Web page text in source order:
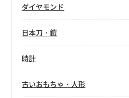
ダイヤモンド
日本刀・鎧
時計
古いおもちゃ・人形